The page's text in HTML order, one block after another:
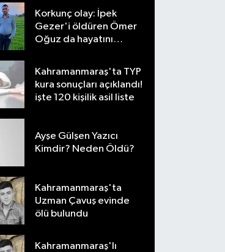
Korkunç olay: İpek
Gezer'i öldüren Ömer
Oğuz da hayatını
Kahramanmaraş'ta TYP
kura sonuçları açıklandı!
işte 120 kişilik asil liste
Ayşe Gülşen Yazıcı
Kimdir? Neden Öldü?
Kahramanmaraş'ta
Uzman Çavuş evinde
ölü bulundu
Kahramanmaraş'lı